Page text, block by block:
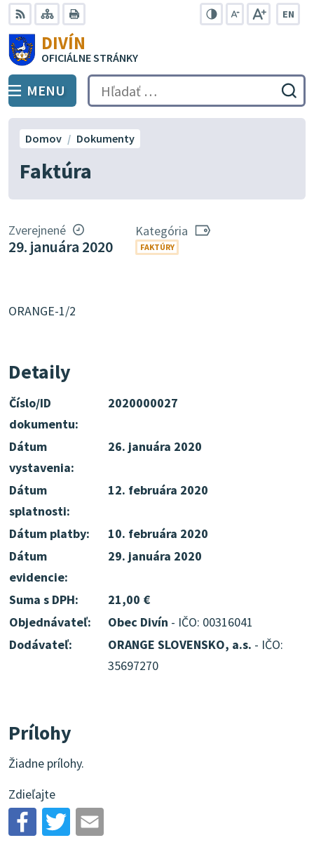
Preskočiť
na
obsah
RSS Mapa
EN
DIVÍN
OFICIÁLNE STRÁNKY
PREPNÚŤ
MENU Hľadať:
Faktúra
Domov Dokumenty
Zverejnené
29. januára 2020
Kategória
FAKTÚRY
ORANGE-1/2
Detaily
Číslo/ID
dokumentu:
2020000027
Dátum
vystavenia:
26. januára 2020
Dátum
splatnosti:
12. februára 2020
Dátum platby:
10. februára 2020
Dátum
evidencie:
29. januára 2020
Suma s DPH:
21,00 €
Objednávateľ:
Obec Divín - IČO: 00316041
Dodávateľ:
ORANGE SLOVENSKO, a.s. - IČO:
35697270
Prílohy
Žiadne prílohy.
Zdieľajte